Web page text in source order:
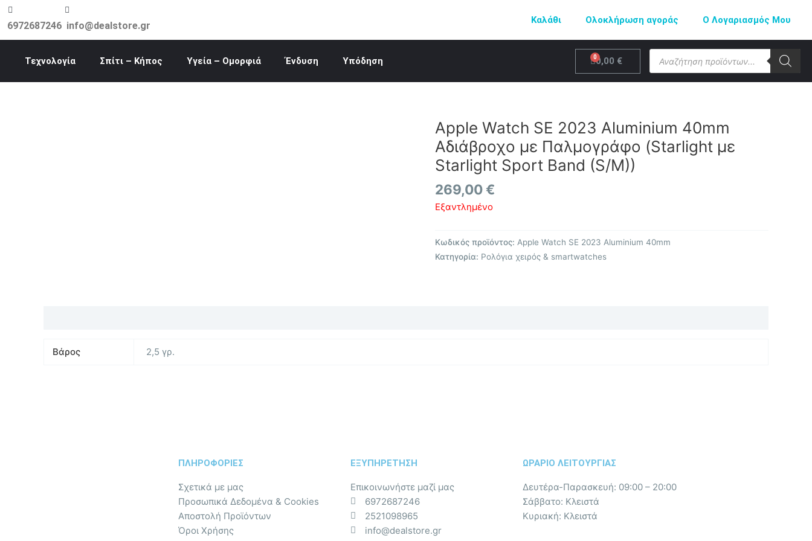
Μετάβαση
στο6972687246 info@dealstore.gr Καλάθι Ολοκλήρωση αγοράς Ο Λογαριασμός Μου
Τεχνολογία Σπίτι – Κήπος Υγεία – Ομορφιά Ένδυση Υπόδηση 0,00 €
Cart
Products
search
Apple Watch SE 2023 Aluminium 40mm
Αδιάβροχο με Παλμογράφο (Starlight με
Starlight Sport Band (S/M))
269,00 €
Εξαντλημένο
Κωδικός προϊόντος: Apple Watch SE 2023 Aluminium 40mm
Κατηγορία: Ρολόγια χειρός & smartwatches
Βάρος 2,5 γρ.
ΠΛΗΡΟΦΟΡΙΕΣ
Σχετικά με μας
Προσωπικά Δεδομένα & Cookies
Αποστολή Προϊόντων
Όροι Χρήσης
ΕΞΥΠΗΡΕΤΗΣΗ
Επικοινωνήστε μαζί μας
6972687246
2521098965
info@dealstore.gr
ΩΡΑΡΙΟ ΛΕΙΤΟΥΡΓΙΑΣ​
Δευτέρα-Παρασκευή: 09:00 – 20:00
Σάββατο: Κλειστά
Κυριακή: Κλειστά